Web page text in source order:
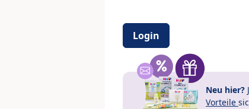
Login
Neu hier?
Vorteile